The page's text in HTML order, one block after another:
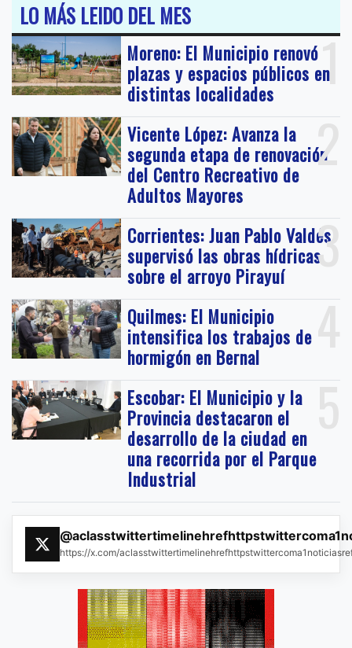
LO MÁS LEIDO DEL MES
1
Moreno: El Municipio renovó
plazas y espacios públicos en
distintas localidades
2
Vicente López: Avanza la
segunda etapa de renovación
del Centro Recreativo de
Adultos Mayores
3
Corrientes: Juan Pablo Valdés
supervisó las obras hídricas
sobre el arroyo Pirayuí
4
Quilmes: El Municipio
intensifica los trabajos de
hormigón en Bernal
5
Escobar: El Municipio y la
Provincia destacaron el
desarrollo de la ciudad en
una recorrida por el Parque
Industrial
https://x.com/